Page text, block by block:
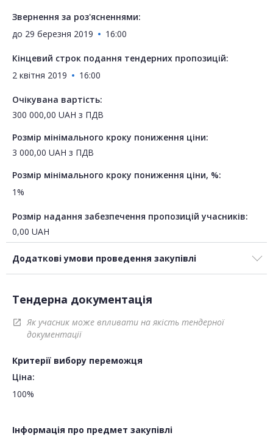
Звернення за роз'ясненнями:
до 29 березня 2019 16:00
Кінцевий строк подання тендерних пропозицій:
2 квітня 2019
16:00
Очікувана вартість:
300 000,00 UAH з ПДВ
Розмір мінімального кроку пониження ціни:
3 000,00 UAH з ПДВ
Розмір мінімального кроку пониження ціни, %:
1%
Розмір надання забезпечення пропозицій учасників:
0,00 UAH
Додаткові умови проведення закупівлі
Тендерна документація
open_in_new
Як учасник може впливати на якість тендерної
документації
Критерії вибору переможця
Ціна:
100%
Інформація про предмет закупівлі